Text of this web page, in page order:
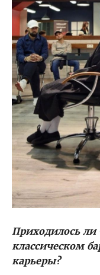
Приходилось ли
классическом
карьеры?